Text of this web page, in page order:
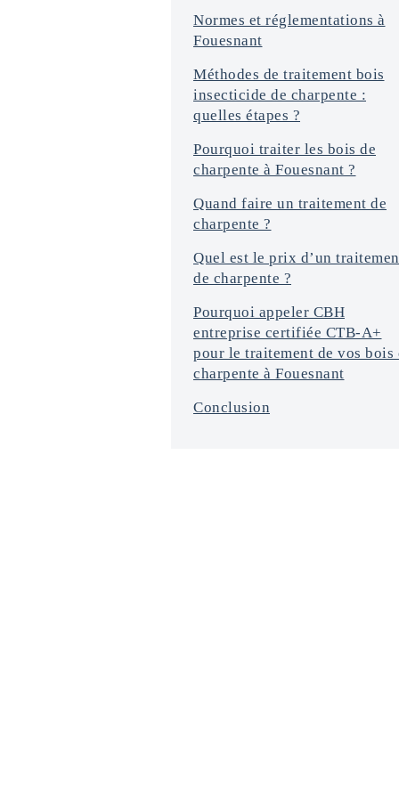
Normes et réglementations à
Fouesnant
Méthodes de traitement bois
insecticide de charpente :
quelles étapes ?
Pourquoi traiter les bois de
charpente à Fouesnant ?
Quand faire un traitement de
charpente ?
Quel est le prix d’un
de charpente ?
Pourquoi appeler CBH
entreprise certifiée CTB-A+
pour le traitement de vos bois
charpente à Fouesnant
Conclusion